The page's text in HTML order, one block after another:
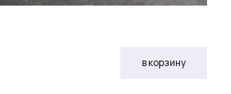
в корзину